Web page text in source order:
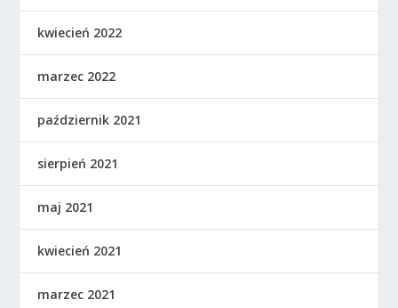
kwiecień 2022
marzec 2022
październik 2021
sierpień 2021
maj 2021
kwiecień 2021
marzec 2021